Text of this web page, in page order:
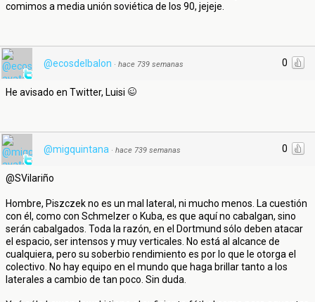
comimos a media unión soviética de los 90, jejeje.
0
@ecosdelbalon · hace 739 semanas
He avisado en Twitter, Luisi
0
@migquintana · hace 739 semanas
@SVilariño
Hombre, Piszczek no es un mal lateral, ni mucho menos. La cuestión
con él, como con Schmelzer o Kuba, es que aquí no cabalgan, sino
serán cabalgados. Toda la razón, en el Dortmund sólo deben atacar
el espacio, ser intensos y muy verticales. No está al alcance de
cualquiera, pero su soberbio rendimiento es por lo que le otorga el
colectivo. No hay equipo en el mundo que haga brillar tanto a los
laterales a cambio de tan poco. Sin duda.